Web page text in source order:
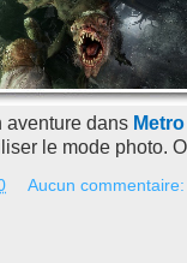
aventure dans
le mode photo.
Aucun commentaire: